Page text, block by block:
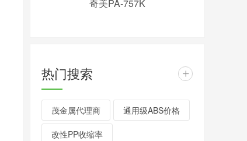
奇美PA-757K
热门搜索 +
茂金属代理商 通用级ABS价格
改性PP收缩率